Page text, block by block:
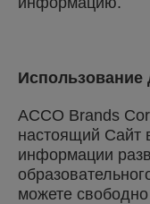
Использование
ACCO Brands
настоящий Сайт
информации
можете